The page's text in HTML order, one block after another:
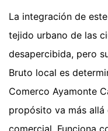
La integración de
tejido urbano de las
desapercibida, pero
Bruto local es
Comerco Ayamonte
propósito va más